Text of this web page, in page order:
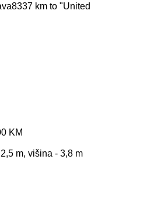
8337 km to "United
KM
m, višina - 3,8 m